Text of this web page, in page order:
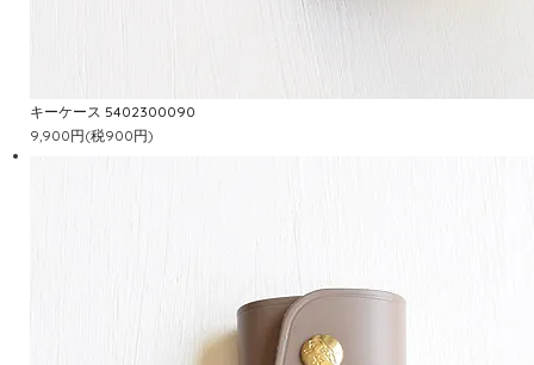
キーケース 5402300090
9,900円(税900円)